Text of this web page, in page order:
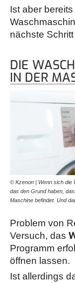
Ist aber
nächste
DIE
IN DER
© Kzenon | Wenn sich die
das den Grund haben,
Maschine befindet. Und
Problem von
Versuch, das
Programm
öffnen lassen.
Ist allerdings